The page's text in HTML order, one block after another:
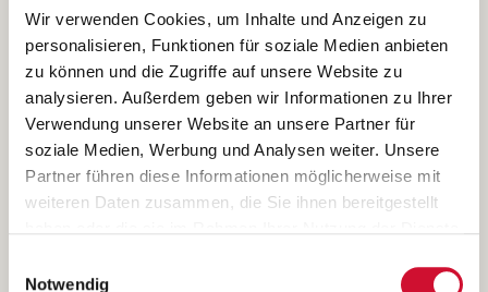
Wir verwenden Cookies, um Inhalte und Anzeigen zu
personalisieren, Funktionen für soziale Medien anbieten
zu können und die Zugriffe auf unsere Website zu
analysieren. Außerdem geben wir Informationen zu Ihrer
Verwendung unserer Website an unsere Partner für
soziale Medien, Werbung und Analysen weiter. Unsere
Partner führen diese Informationen möglicherweise mit
weiteren Daten zusammen, die Sie ihnen bereitgestellt
Wenn Sie auf „Cookies zulassen“ klicken, so stimmen
Notwendig
Ich bin damit einverstanden, dass meine personenbezogenen Daten
ausschließlich zum Zweck der Durchführung der Kontaktanfrage
verarbeitet, auf IT- Systemen der Garitz Bewirtschaftungsbetriebe
GmbH, Heinrich-von-Kleist-Straße 2, 97688 Bad Kissingen
(Betreiber) gespeichert und an die für das Stellenangebot
verantwortliche Stelle zur Kontaktaufnahme weitergegeben
werden.
Diese Einwilligungserklärung kann ich jederzeit gegenüber dem
Weitere Details können Sie der
entnehmen.